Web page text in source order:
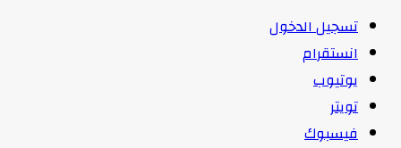
تسجيل الدخول
انستقرام
يوتيوب
تويتر
فيسبوك